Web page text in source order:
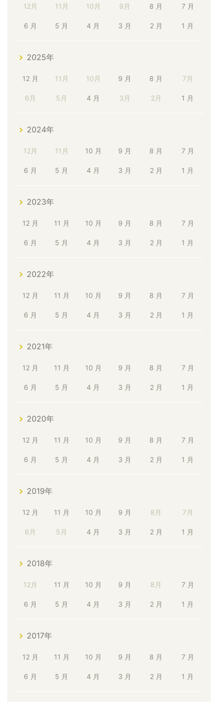
12月 11月 10月 9月 8 月 7 月
6 月 5 月 4 月 3 月 2 月 1 月
2025年
12 月 11月 10月 9 月 8 月 7月
6月 5月 4 月 3月 2月 1 月
2024年
12月 11月 10 月 9 月 8 月 7 月
6 月 5 月 4 月 3 月 2 月 1 月
2023年
12 月 11 月 10 月 9 月 8 月 7 月
6 月 5 月 4 月 3 月 2 月 1 月
2022年
12 月 11 月 10 月 9 月 8 月 7 月
6 月 5 月 4 月 3 月 2 月 1 月
2021年
12 月 11 月 10 月 9 月 8 月 7 月
6 月 5 月 4 月 3 月 2 月 1 月
2020年
12 月 11 月 10 月 9 月 8 月 7 月
6 月 5 月 4 月 3 月 2 月 1 月
2019年
12 月 11 月 10 月 9 月 8月 7月
6月 5月 4 月 3 月 2 月 1 月
2018年
12月 11 月 10 月 9 月 8月 7 月
6 月 5 月 4 月 3 月 2 月 1 月
2017年
12 月 11 月 10 月 9 月 8 月 7 月
6 月 5 月 4 月 3 月 2 月 1 月